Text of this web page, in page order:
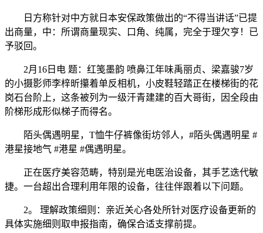
日方称针对中方就日本安保政策做出的“不得当讲话”已提
出商量，中：所谓商量现实、口角、纯属，完全于理欠亨！已
予驳回。
2月16日电 题：红笺墨韵 喷鼻江年味禹丽贞、梁嘉骏7岁
的小摄影师李梓昕攥着单反相机，小皮鞋轻踏正在楼梯街的花
岗石台阶上，这条被列为一级汗青建建的百大哥街，因全段由
阶梯形成形似梯子而得名。
陌头偶遇明星，T恤牛仔裤像街坊邻人，#陌头偶遇明星 #
港星接地气 #港星 #偶遇明星。
正在医疗美容范畴，特别是光电医治设备，其手艺迭代敏
捷。一台超出合理利用年限的设备，往往伴跟着以下问题。
2。 理解政策细则：亲近关心各处所针对医疗设备更新的
具体实施细则取申报指南，确保合适支撑前提。